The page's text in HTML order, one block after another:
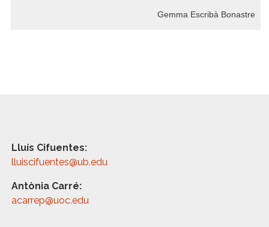
Gemma Escribà Bonastre
Lluís Cifuentes:
lluiscifuentes@ub.edu
Antònia Carré:
acarrep@uoc.edu